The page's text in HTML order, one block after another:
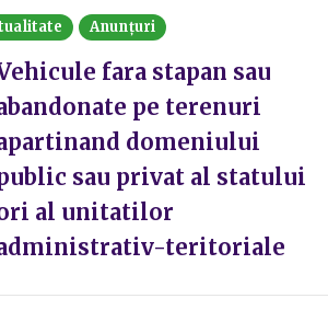
Anunțuri
fara stapan sau
pe terenuri
domeniului
sau privat al statului
al unitatilor
teritoriale